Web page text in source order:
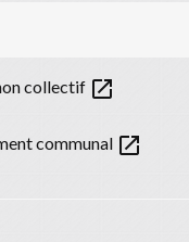
collectif open_in_new
communal open_in_new